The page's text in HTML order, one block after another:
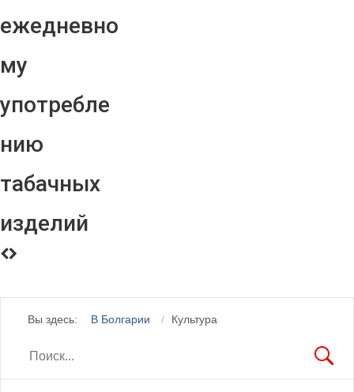
ежедневно
му
употребле
нию
табачных
изделий
Вы здесь: В Болгарии Культура